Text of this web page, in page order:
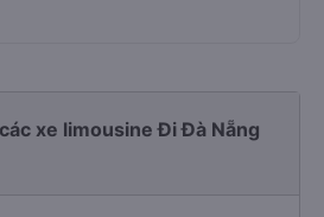
xe limousine Đi Đà Nẵng